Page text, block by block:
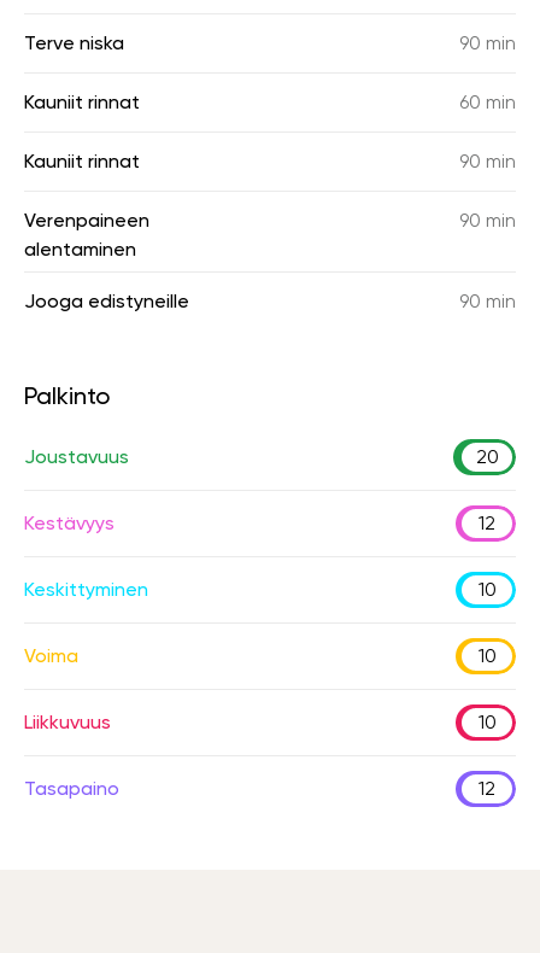
Terve niska 90 min
Kauniit rinnat 60 min
Kauniit rinnat 90 min
Verenpaineen
alentaminen
90 min
Jooga edistyneille 90 min
Palkinto
Joustavuus 20
Kestävyys 12
Keskittyminen 10
Voima 10
Liikkuvuus 10
Tasapaino 12